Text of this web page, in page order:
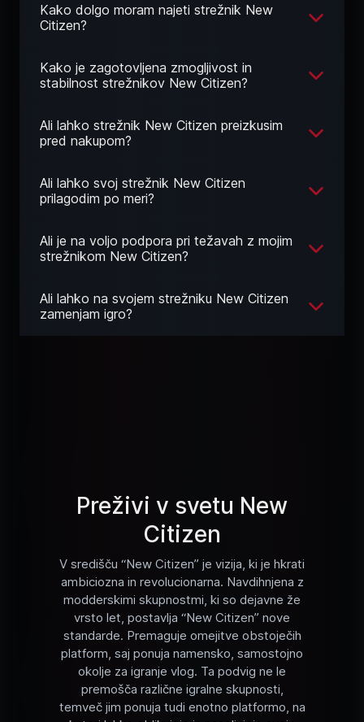
Kako dolgo moram najeti strežnik New
Citizen?
Kako je zagotovljena zmogljivost in
stabilnost strežnikov New Citizen?
Ali lahko strežnik New Citizen preizkusim
pred nakupom?
Ali lahko svoj strežnik New Citizen
prilagodim po meri?
Ali je na voljo podpora pri težavah z mojim
strežnikom New Citizen?
Ali lahko na svojem strežniku New Citizen
zamenjam igro?
Preživi v svetu New
Citizen
V središču “New Citizen” je vizija, ki je hkrati
ambiciozna in revolucionarna. Navdihnjena z
modderskimi skupnostmi, ki so dejavne že
vrsto let, postavlja “New Citizen” nove
standarde. Premaguje omejitve obstoječih
platform, saj ponuja namensko, samostojno
okolje za igranje vlog. Ta podvig ne le
premošča različne igralne skupnosti,
temveč jim ponuja tudi enotno platformo, na